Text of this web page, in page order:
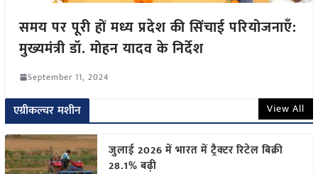
समय पर पूरी हों मध्य प्रदेश की सिंचाई परियोजनाएँ:
मुख्यमंत्री डॉ. मोहन यादव के निर्देश
September 11, 2024
एग्रीकल्चर मशीन View All
जुलाई 2026 में भारत में ट्रैक्टर रिटेल बिक्री
28.1% बढ़ी